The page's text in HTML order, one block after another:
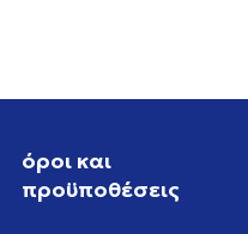
όροι και
προϋποθέσεις